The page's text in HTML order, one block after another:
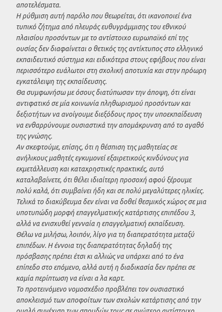
αποτελέσματα.
Η ρύθμιση αυτή παρόλο που θεωρείται, ότι ικανοποιεί ένα
τυπικό ζήτημα από πλευράς ευθυγράμμισης του εθνικού
πλαισίου προσόντων με το αντίστοιχο ευρωπαϊκό επί της
ουσίας δεν διαφαίνεται ο θετικός της αντίκτυπος στο ελληνικό
εκπαιδευτικό σύστημα και ειδικότερα στους εφήβους που είναι
περισσότερο ευάλωτοι στη σχολική αποτυχία και στην πρόωρη
εγκατάλειψη της εκπαίδευσης.
Θα συμφωνήσω με όσους διατύπωσαν την άποψη, ότι είναι
αντιφατικό σε μία κοινωνία πληθωρισμού προσόντων και
δεξιοτήτων να ανοίγουμε διεξόδους προς την υποεκπαίδευση
να ενθαρρύνουμε ουσιαστικά την απομάκρυνση από το αγαθό
της γνώσης.
Αν σκεφτούμε, επίσης, ότι η θέσπιση της μαθητείας σε
ανήλικους μαθητές εγκυμονεί εξαιρετικούς κινδύνους για
εκμετάλλευση και καταχρηστικές πρακτικές, αυτό
καταλαβαίνετε, ότι θέλει ιδιαίτερη προσοχή αφού ξέρουμε
πολύ καλά, ότι συμβαίνει ήδη και σε πολύ μεγαλύτερες ηλικίες.
Τελικά το διακύβευμα δεν είναι να δοθεί θεσμικός χώρος σε μια
υποτυπώδη μορφή επαγγελματικής κατάρτισης επιπέδου 3,
αλλά να ενισχυθεί γενναία η επαγγελματική εκπαίδευση.
Θέλω να μιλήσω, λοιπόν, λίγο για τη διαπερατότητα μεταξύ
επιπέδων. Η έννοια της διαπερατότητας δηλαδή της
πρόσβασης πρέπει έτσι κι αλλιώς να υπάρχει από το ένα
επίπεδο στο επόμενο, αλλά αυτή η διαδικασία δεν πρέπει σε
καμία περίπτωση να είναι α λα καρτ.
Το προτεινόμενο νομοσχέδιο προβλέπει τον ουσιαστικό
αποκλεισμό των αποφοίτων των σχολών κατάρτισης από την